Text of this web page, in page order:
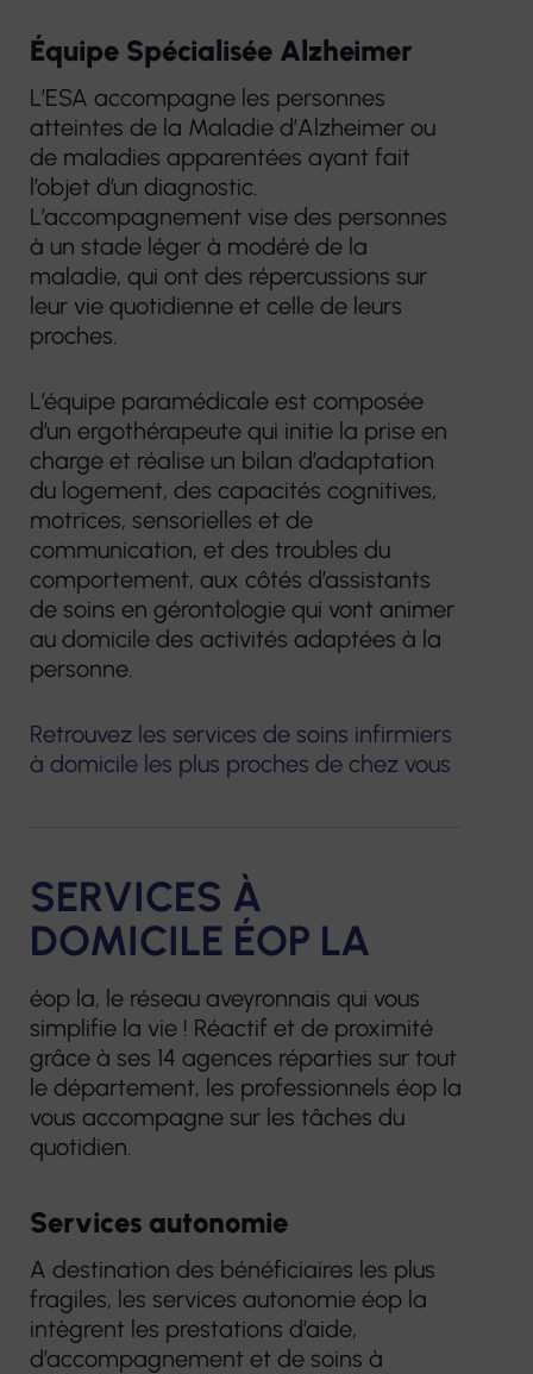
Équipe Spécialisée Alzheimer
L’ESA accompagne les personnes
atteintes de la Maladie d’Alzheimer ou
de maladies apparentées ayant fait
l’objet d’un diagnostic.
L’accompagnement vise des personnes
à un stade léger à modéré de la
maladie, qui ont des répercussions sur
leur vie quotidienne et celle de leurs
proches.
L’équipe paramédicale est composée
d’un ergothérapeute qui initie la prise en
charge et réalise un bilan d’adaptation
du logement, des capacités cognitives,
motrices, sensorielles et de
communication, et des troubles du
comportement, aux côtés d’assistants
de soins en gérontologie qui vont animer
au domicile des activités adaptées à la
personne.
Retrouvez les services de soins infirmiers
à domicile les plus proches de chez vous
SERVICES À
DOMICILE ÉOP LA
éop la, le réseau aveyronnais qui vous
simplifie la vie ! Réactif et de proximité
grâce à ses 14 agences réparties sur tout
le département, les professionnels éop la
vous accompagne sur les tâches du
quotidien.
Services autonomie
A destination des bénéficiaires les plus
fragiles, les services autonomie éop la
intègrent les prestations d’aide,
d’accompagnement et de soins à